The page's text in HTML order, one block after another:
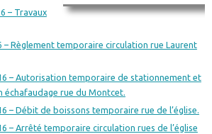
– Travaux
– Règlement temporaire circulation rue Laurent
– Autorisation temporaire de stationnement et
échafaudage rue du Montcet.
– Débit de boissons temporaire rue de l’église.
– Arrêté temporaire circulation rues de l’église